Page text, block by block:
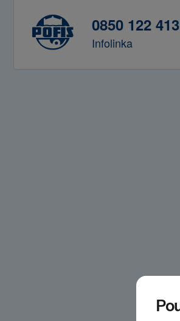
0850 122 413
Infolinka